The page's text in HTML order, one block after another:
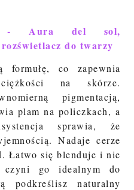
- Aura del sol,
do twarzy
formułę, co zapewnia
na skórze.
pigmentacją,
plam na policzkach, a
sprawia, że
Nadaje cerze
Łatwo się blenduje i nie
czyni go idealnym do
podkreślisz naturalny